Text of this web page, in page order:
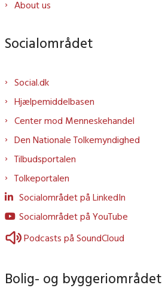
About us
Socialområdet
Social.dk
Hjælpemiddelbasen
Center mod Menneskehandel
Den Nationale Tolkemyndighed
Tilbudsportalen
Tolkeportalen
Socialområdet på LinkedIn
Socialområdet på YouTube
Podcasts på SoundCloud
Bolig- og byggeriområdet